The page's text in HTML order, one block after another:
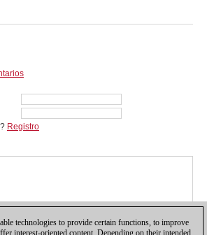
Registro
technologies to provide certain functions, to improve
interest-oriented content. Depending on their intended